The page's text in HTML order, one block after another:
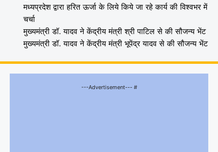
मध्यप्रदेश द्वारा हरित ऊर्जा के लिये किये जा रहे कार्य की विश्वभर में
चर्चा
मुख्यमंत्री डॉ. यादव ने केंद्रीय मंत्री श्री पाटिल से की सौजन्य भेंट
मुख्यमंत्री डॉ. यादव ने केंद्रीय मंत्री भूपेंद्र यादव से की सौजन्य भेंट
---Advertisement--- #